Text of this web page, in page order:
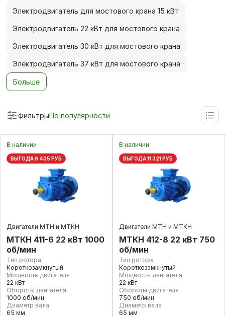
Электродвигатель для мостового крана 15 кВт
Электродвигатель 22 кВт для мостового крана
Электродвигатель 30 кВт для мостового крана
Электродвигатель 37 кВт для мостового крана
Больше
ФильтрыПо популярности
В наличии
ВЫГОДА 9 405 РУБ
Двигатели МТН и МТКН
МТКН 411-6 22 кВт 1000
об/мин
Тип ротора
Короткозамкнутый
Мощность двигателя
22 кВт
Обороты двигателя
1000 об/мин
Диаметр вала
65 мм
В наличии
ВЫГОДА 11 321 РУБ
Двигатели МТН и МТКН
МТКН 412-8 22 кВт 750
об/мин
Тип ротора
Короткозамкнутый
Мощность двигателя
22 кВт
Обороты двигателя
750 об/мин
Диаметр вала
65 мм